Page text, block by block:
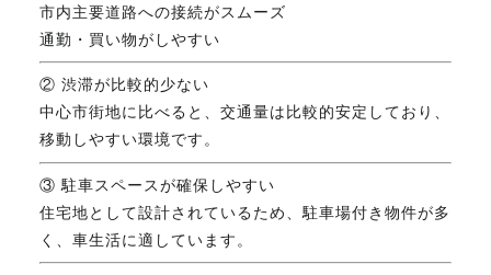
市内主要道路への接続がスムーズ
通勤・買い物がしやすい
② 渋滞が比較的少ない
中心市街地に比べると、交通量は比較的安定しており、
移動しやすい環境です。
③ 駐車スペースが確保しやすい
住宅地として設計されているため、駐車場付き物件が多
く、車生活に適しています。